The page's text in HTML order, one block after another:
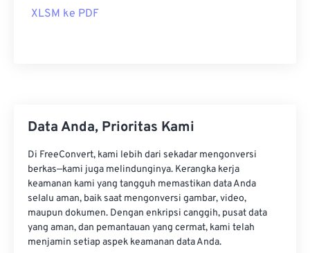
XLSM ke PDF
Data Anda, Prioritas Kami
Di FreeConvert, kami lebih dari sekadar mengonversi
berkas—kami juga melindunginya. Kerangka kerja
keamanan kami yang tangguh memastikan data Anda
selalu aman, baik saat mengonversi gambar, video,
maupun dokumen. Dengan enkripsi canggih, pusat data
yang aman, dan pemantauan yang cermat, kami telah
menjamin setiap aspek keamanan data Anda.